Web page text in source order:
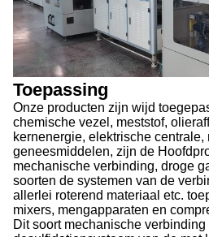
Toepassing
Onze producten zijn wijd
chemische vezel, meststof,
kernenergie, elektrische
geneesmiddelen, zijn de
mechanische verbinding, droge
soorten de systemen van de
allerlei roterend materiaal etc.
mixers, mengapparaten en
Dit soort mechanische